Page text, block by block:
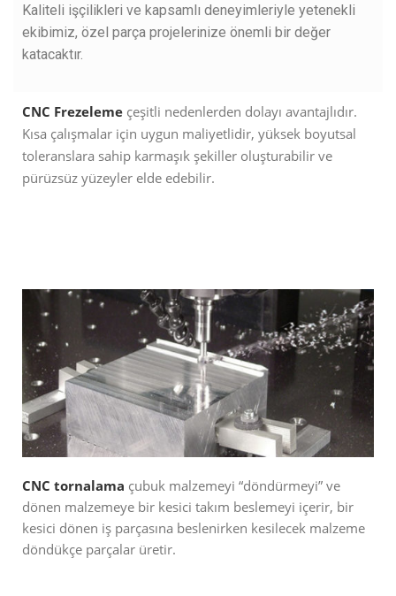
Kaliteli işçilikleri ve kapsamlı deneyimleriyle yetenekli
ekibimiz, özel parça projelerinize önemli bir değer
katacaktır.
CNC Frezeleme çeşitli nedenlerden dolayı avantajlıdır.
Kısa çalışmalar için uygun maliyetlidir, yüksek boyutsal
toleranslara sahip karmaşık şekiller oluşturabilir ve
pürüzsüz yüzeyler elde edebilir.
CNC tornalama çubuk malzemeyi “döndürmeyi” ve
dönen malzemeye bir kesici takım beslemeyi içerir, bir
kesici dönen iş parçasına beslenirken kesilecek malzeme
döndükçe parçalar üretir.